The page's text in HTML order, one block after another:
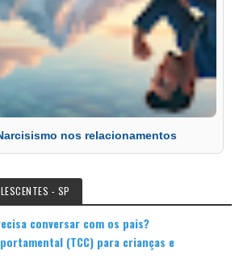
nos relacionamentos
- SP
conversar com os pais?
(TCC) para crianças e